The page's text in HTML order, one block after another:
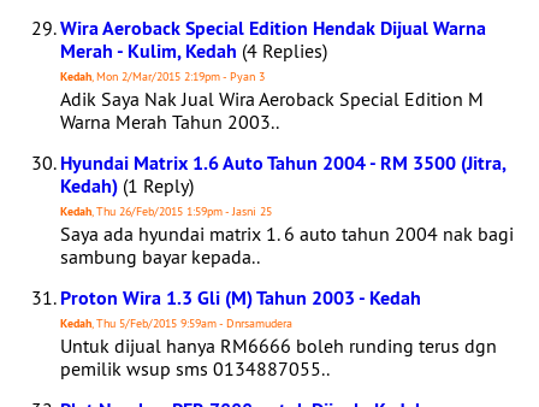
Wira Aeroback Special Edition Hendak Dijual Warna
Merah - Kulim, Kedah (4 Replies)
Kedah, Mon 2/Mar/2015 2:19pm - Pyan 3
Adik Saya Nak Jual Wira Aeroback Special Edition M
Warna Merah Tahun 2003..
Hyundai Matrix 1.6 Auto Tahun 2004 - RM 3500 (Jitra,
Kedah) (1 Reply)
Kedah, Thu 26/Feb/2015 1:59pm - Jasni 25
Saya ada hyundai matrix 1. 6 auto tahun 2004 nak bagi
sambung bayar kepada..
Proton Wira 1.3 Gli (M) Tahun 2003 - Kedah
Kedah, Thu 5/Feb/2015 9:59am - Dnrsamudera
Untuk dijual hanya RM6666 boleh runding terus dgn
pemilik wsup sms 0134887055..